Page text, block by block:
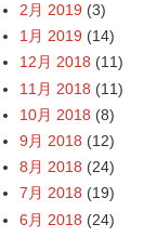
2月 2019 (3)
1月 2019 (14)
12月 2018 (11)
11月 2018 (11)
10月 2018 (8)
9月 2018 (12)
8月 2018 (24)
7月 2018 (19)
6月 2018 (24)